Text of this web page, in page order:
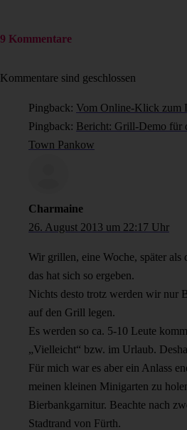
9 Kommentare
Kommentare sind geschlossen
Pingback: Vom Online-Klick zum
Pingback: Bericht: Grill-Demo für
Town Pankow
Charmaine
26. August 2013 um 22:17 Uhr
Wir grillen, eine Woche, später als
das hat sich so ergeben.
Nichts desto trotz werden wir nur
auf den Grill legen.
Es werden so ca. 5-10 Leute
„Vielleicht“ bzw. im Urlaub.
Für mich war es aber ein Anlass
meinen kleinen Minigarten zu
Bierbankgarnitur. Beachte nach
Stadtrand von Fürth.